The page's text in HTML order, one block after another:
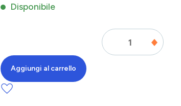
Disponibile
Aggiungi al carrello